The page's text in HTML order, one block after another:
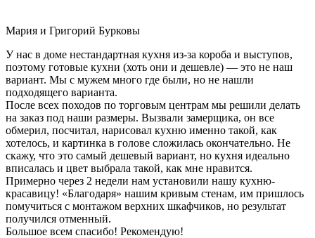
Мария и Григорий Бурковы
У нас в доме нестандартная кухня из-за короба и выступов,
поэтому готовые кухни (хоть они и дешевле) — это не наш
вариант. Мы с мужем много где были, но не нашли
подходящего варианта.
После всех походов по торговым центрам мы решили делать
на заказ под наши размеры. Вызвали замерщика, он все
обмерил, посчитал, нарисовал кухню именно такой, как
хотелось, и картинка в голове сложилась окончательно. Не
скажу, что это самый дешевый вариант, но кухня идеально
вписалась и цвет выбрала такой, как мне нравится.
Примерно через 2 недели нам установили нашу кухню-
красавицу! «Благодаря» нашим кривым стенам, им пришлось
помучиться с монтажом верхних шкафчиков, но результат
получился отменный.
Большое всем спасибо! Рекомендую!